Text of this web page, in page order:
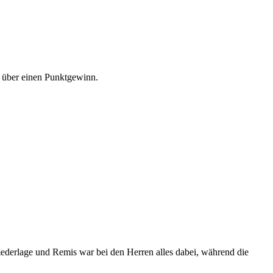
einen Punktgewinn.
und Remis war bei den Herren alles dabei, während die